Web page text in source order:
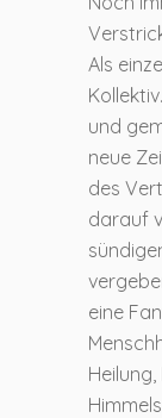
Als
und
neue
des
darauf
eine